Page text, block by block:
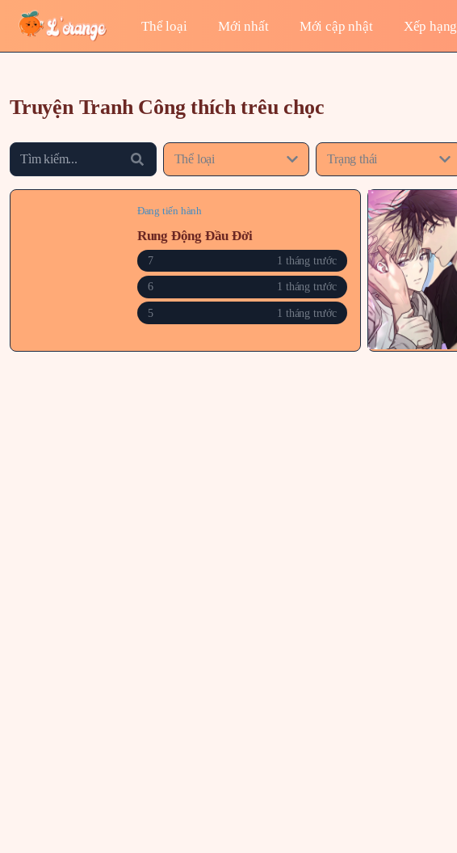
Thể loại Mới nhất Mới cập nhật Xếp hạng
Truyện Tranh Công thích trêu chọc
Thể loại Trạng thái
Đang tiến hành
Rung Động Đầu Đời
7 1 tháng trước
6 1 tháng trước
5 1 tháng trước